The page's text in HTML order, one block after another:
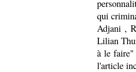
qui
Adjani ,
Lilian
à le faire"
l'article